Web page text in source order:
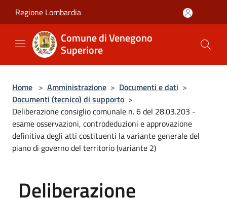
Regione Lombardia
Comune di Venegono
Superiore
Home > Amministrazione > Documenti e dati >
Documenti (tecnico) di supporto >
Deliberazione consiglio comunale n. 6 del 28.03.203 -
esame osservazioni, controdeduzioni e approvazione
definitiva degli atti costituenti la variante generale del
piano di governo del territorio (variante 2)
Deliberazione